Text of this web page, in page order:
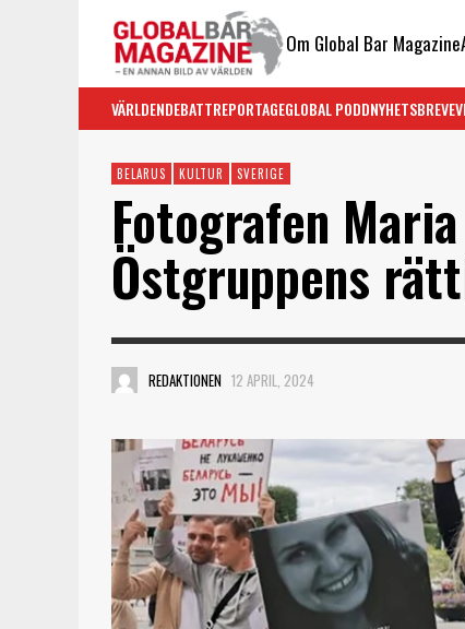
Om Global Bar Magazine
VÄRLDENDEBATTREPORTAGEGLOBAL PODDNYHETSBREV
BELARUS KULTUR SVERIGE
Fotografen
Östgruppens
REDAKTIONEN 12 APRIL, 2024